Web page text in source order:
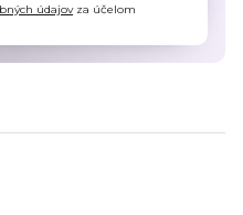
údajovza účelom